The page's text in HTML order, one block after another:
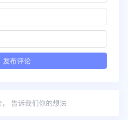
， 告诉我们你的想法